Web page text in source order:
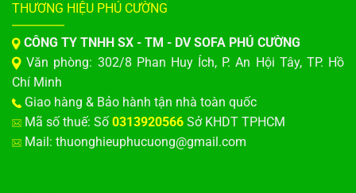
THƯƠNG HIỆU PHÚ CƯỜNG
CÔNG TY TNHH SX - TM - DV SOFA PHÚ CƯỜNG
Văn phòng: 302/8 Phan Huy Ích, P. An Hội Tây, TP. Hồ
Chí Minh
Giao hàng & Bảo hành tận nhà toàn quốc
Mã số thuế: Số 0313920566 Sở KHDT TPHCM
Mail: thuonghieuphucuong@gmail.com